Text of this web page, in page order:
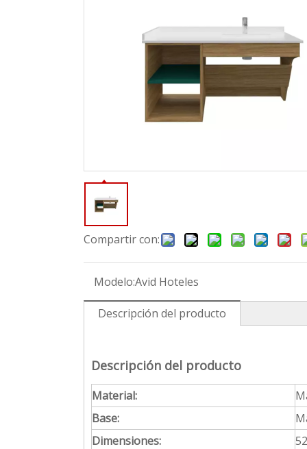
Compartir con:
Modelo:Avid Hoteles
Descripción del producto
Descripción del producto
Material:
Base:
Dimensiones: